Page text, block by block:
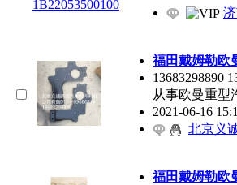
福田戴姆勒欧
13683298890
从事欧曼重型
2021-06-16
北京义
福田戴姆勒欧